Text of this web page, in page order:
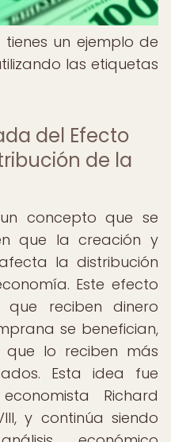
un ejemplo de
las etiquetas
del Efecto
de la
concepto que se
que la creación y
la distribución
Este efecto
que reciben dinero
se benefician,
que lo reciben más
Esta idea fue
Richard
y continúa siendo